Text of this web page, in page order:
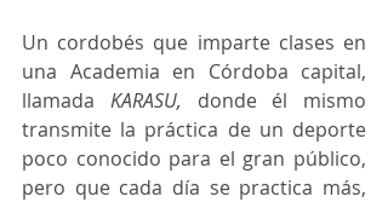
Un cordobés que imparte clases en
una Academia en Córdoba capital,
llamada KARASU, donde él mismo
transmite la práctica de un deporte
poco conocido para el gran público,